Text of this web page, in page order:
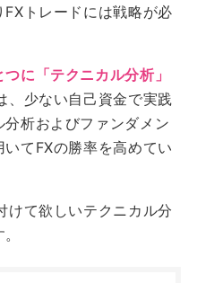
トレードには戦略が必
に「テクニカル分析」
、少ない自己資金で実践
析およびファンダメン
てFXの勝率を高めてい
けて欲しいテクニカル分